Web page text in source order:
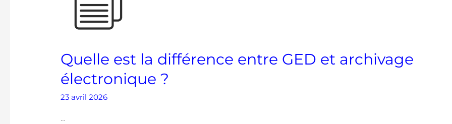
Quelle est la différence entre GED et archivage
électronique ?
23 avril 2026
…
différence
entre
archivage
électronique